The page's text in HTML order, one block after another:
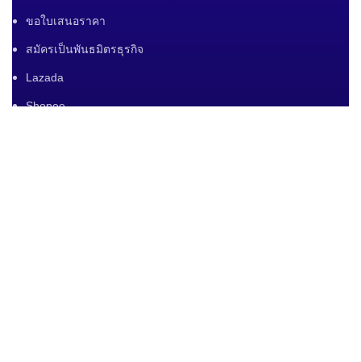
ขอใบเสนอราคา
สมัครเป็นพันธมิตรธุรกิจ
Lazada
Shopee